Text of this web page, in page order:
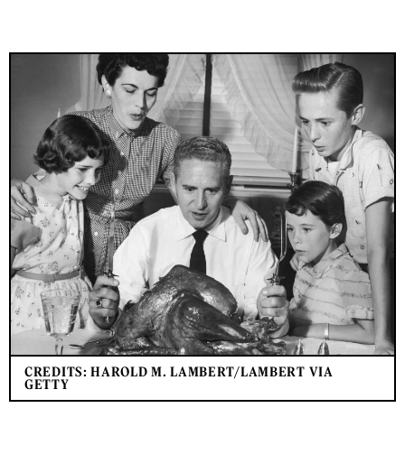
CREDITS: HAROLD M. LAMBERT/LAMBERT VIA
GETTY